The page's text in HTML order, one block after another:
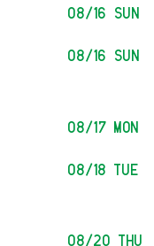
08/16 Sun
08/16 Sun
08/17 Mon
08/18 Tue
08/20 Thu